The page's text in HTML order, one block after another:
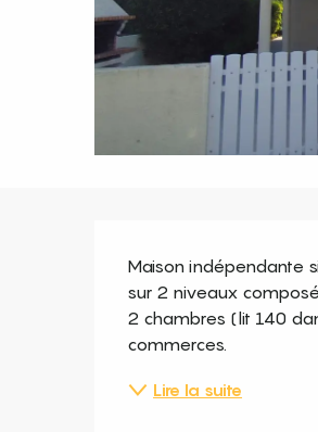
Description
Maison indépendante
sur 2 niveaux
2 chambres (lit 140
commerces.
Lire la suite